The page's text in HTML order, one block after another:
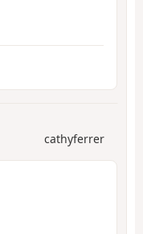
cathyferrer